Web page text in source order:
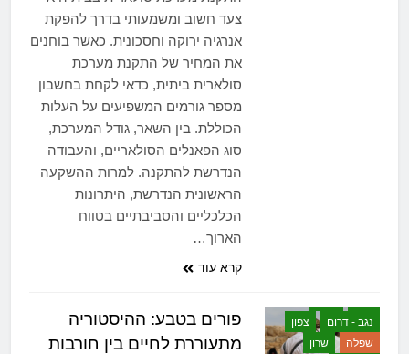
צעד חשוב ומשמעותי בדרך להפקת
אנרגיה ירוקה וחסכונית. כאשר בוחנים
את המחיר של התקנת מערכת
סולארית ביתית, כדאי לקחת בחשבון
מספר גורמים המשפיעים על העלות
הכוללת. בין השאר, גודל המערכת,
סוג הפאנלים הסולאריים, והעבודה
הנדרשת להתקנה. למרות ההשקעה
הראשונית הנדרשת, היתרונות
הכלכליים והסביבתיים בטווח
הארוך…
קרא עוד
נגב - דרום
צפון
שפלה
שרון
פורים בטבע: ההיסטוריה
מתעוררת לחיים בין חורבות